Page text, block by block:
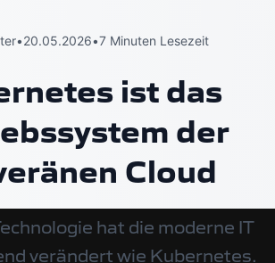
•20.05.2026•7 Minuten Lesezeit
ist das
der
Cloud
hat die moderne IT
verändert wie Kubernetes.